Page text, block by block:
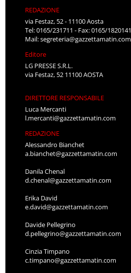
REDAZIONE
via Festaz, 52 - 11100 Aosta
Tel: 0165/231711 - Fax: 0165/1820141
Mail:segreteria@gazzettamatin.com
Editore
LG PRESSE S.R.L.
via Festaz, 52 11100 AOSTA
DIRETTORE RESPONSABILE
Luca Mercanti
l.mercanti@gazzettamatin.com
REDAZIONE
Alessandro Bianchet
a.bianchet@gazzettamatin.com
Danila Chenal
d.chenal@gazzettamatin.com
Erika David
e.david@gazzettamatin.com
Davide Pellegrino
d.pellegrino@gazzettamatin.com
Cinzia Timpano
c.timpano@gazzettamatin.com